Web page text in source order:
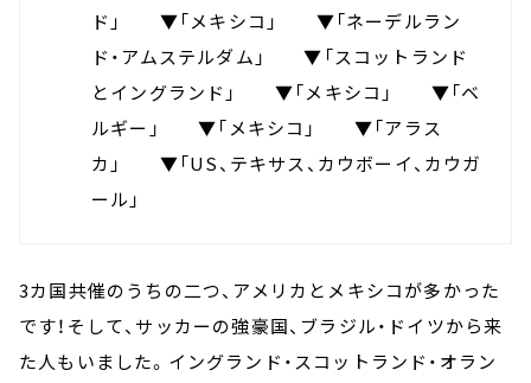
ド」 ▼「メキシコ」 ▼「ネーデルラン
ド・アムステルダム」 ▼「スコットランド
とイングランド」 ▼「メキシコ」 ▼「ベ
ルギー」 ▼「メキシコ」 ▼「アラス
カ」 ▼「US、テキサス、カウボーイ、カウガ
ール」
3カ国共催のうちの二つ、アメリカとメキシコが多かった
です！そして、サッカーの強豪国、ブラジル・ドイツから来
た人もいました。イングランド・スコットランド・オラン